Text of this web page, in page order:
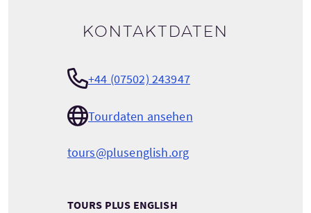
Kontaktdaten
+44 (07502) 243947
Tourdaten ansehen
tours@plusenglish.org
TOURS PLUS ENGLISH